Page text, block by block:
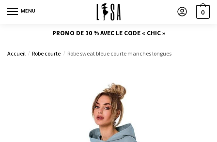
MENU 0
PROMO DE 10 % AVEC LE CODE « CHIC »
Accueil / Robe courte / Robe sweat bleue courte manches longues